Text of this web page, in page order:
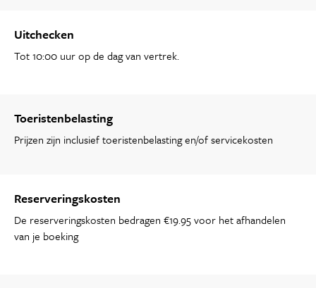
Uitchecken
Tot 10:00 uur op de dag van vertrek.
Toeristenbelasting
Prijzen zijn inclusief toeristenbelasting en/of servicekosten
Reserveringskosten
De reserveringskosten bedragen €19.95 voor het afhandelen
van je boeking